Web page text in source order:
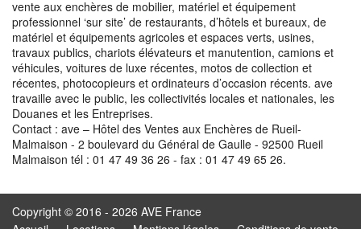
vente aux enchères de mobilier, matériel et équipement
professionnel ‘sur site’ de restaurants, d’hôtels et bureaux, de
matériel et équipements agricoles et espaces verts, usines,
travaux publics, chariots élévateurs et manutention, camions et
véhicules, voitures de luxe récentes, motos de collection et
récentes, photocopieurs et ordinateurs d’occasion récents. ave
travaille avec le public, les collectivités locales et nationales, les
Douanes et les Entreprises.
Contact : ave – Hôtel des Ventes aux Enchères de Rueil-
Malmaison - 2 boulevard du Général de Gaulle - 92500 Rueil
Malmaison tél : 01 47 49 36 26 - fax : 01 47 49 65 26.
Copyright © 2016 - 2026 AVE France